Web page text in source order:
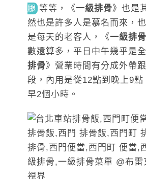
腿 等等，《一級排骨》也是
然也是許多人是慕名而來，
是每天的老客人，《一級排骨
數還算多，平日中午幾乎是
排骨》營業時間有分成外帶
段，內用是從12點到晚上9點
早2個小時。